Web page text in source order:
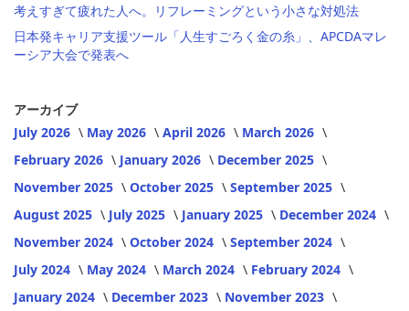
考えすぎて疲れた人へ。リフレーミングという小さな対処法
日本発キャリア支援ツール「人生すごろく金の糸」、APCDAマレ
ーシア大会で発表へ
アーカイブ
July 2026
May 2026 April 2026
March 2026
February 2026
January 2026
December 2025
November 2025
October 2025
September 2025
August 2025
July 2025 January 2025
December 2024
November 2024
October 2024
September 2024
July 2024
May 2024 March 2024
February 2024
January 2024
December 2023
November 2023